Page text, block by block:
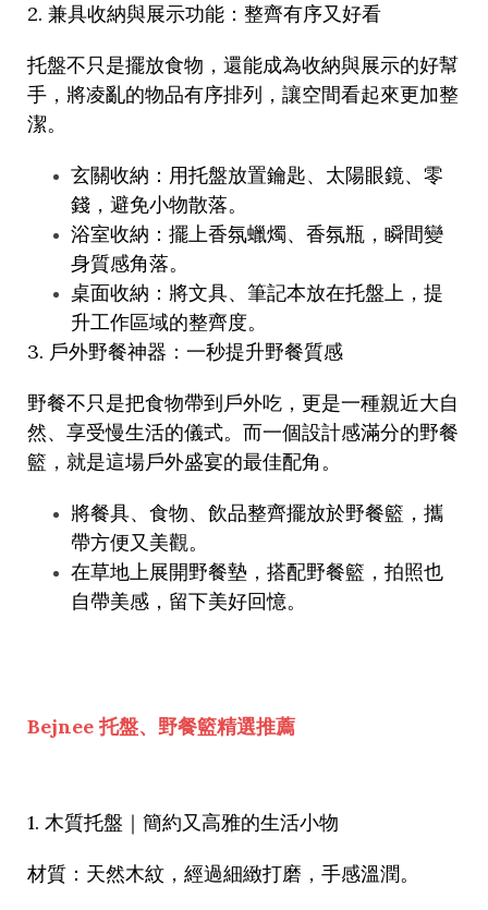
2. 兼具收納與展示功能：整齊有序又好看
托盤不只是擺放食物，還能成為收納與展示的好幫
手，將凌亂的物品有序排列，讓空間看起來更加整
潔。
玄關收納：用托盤放置鑰匙、太陽眼鏡、零
錢，避免小物散落。
浴室收納：擺上香氛蠟燭、香氛瓶，瞬間變
身質感角落。
桌面收納：將文具、筆記本放在托盤上，提
升工作區域的整齊度。
3. 戶外野餐神器：一秒提升野餐質感
野餐不只是把食物帶到戶外吃，更是一種親近大自
然、享受慢生活的儀式。而一個設計感滿分的野餐
籃，就是這場戶外盛宴的最佳配角。
將餐具、食物、飲品整齊擺放於野餐籃，攜
帶方便又美觀。
在草地上展開野餐墊，搭配野餐籃，拍照也
自帶美感，留下美好回憶。
Bejnee 托盤、野餐籃精選推薦
1. 木質托盤｜簡約又高雅的生活小物
材質：天然木紋，經過細緻打磨，手感溫潤。